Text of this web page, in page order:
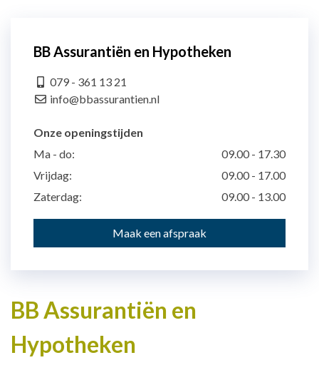
BB Assurantiën en
Hypotheken
BB Assurantiën en Hypotheken
079 - 361 13 21
info@bbassurantien.nl
Onze openingstijden
Ma - do:
09.00 - 17.30
Vrijdag:
09.00 - 17.00
Zaterdag:
09.00 - 13.00
Maak een afspraak